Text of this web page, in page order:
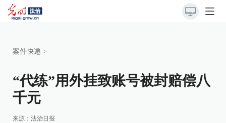
案件快递 >
“代练”用外挂致账号被封赔偿八
千元
来源： 法治日报